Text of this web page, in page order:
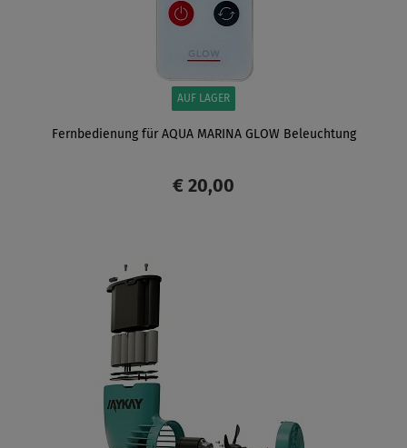
AUF LAGER
Fernbedienung für AQUA MARINA GLOW Beleuchtung
€ 20,00